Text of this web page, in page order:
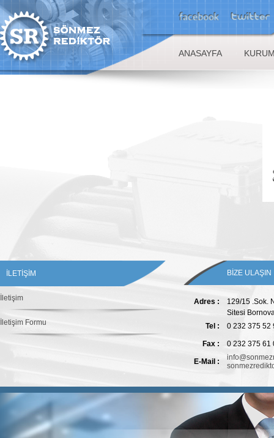
ANASAYFA
İLETİŞİM
İletişim
İletişim Formu
BİZE ULAŞIN
Adres :
129/15 .Sok.
Sitesi
Tel :
0 232 375 52
Fax : 0 232 375 61
E-Mail :